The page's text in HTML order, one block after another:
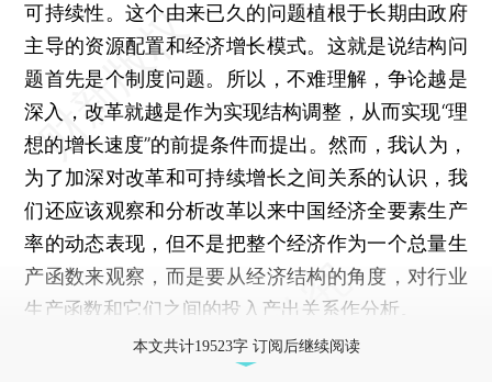
可持续性。这个由来已久的问题植根于长期由政府
主导的资源配置和经济增长模式。这就是说结构问
题首先是个制度问题。所以，不难理解，争论越是
深入，改革就越是作为实现结构调整，从而实现“理
想的增长速度”的前提条件而提出。然而，我认为，
为了加深对改革和可持续增长之间关系的认识，我
们还应该观察和分析改革以来中国经济全要素生产
率的动态表现，但不是把整个经济作为一个总量生
产函数来观察，而是要从经济结构的角度，对行业
生产函数和它们之间的投入产出关系作分析。
本文共计19523字 订阅后继续阅读